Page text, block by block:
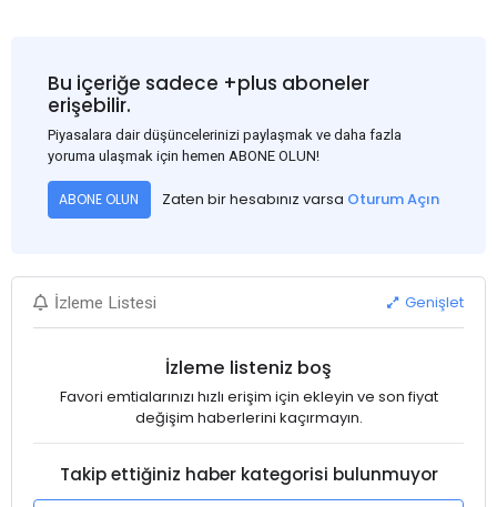
and rural construction projects is expected to provide support
to the market despite seasonal disruptions caused by heavy
rainfall.
Bu içeriğe sadece +plus aboneler
erişebilir.
Piyasalara dair düşüncelerinizi paylaşmak ve daha fazla
yoruma ulaşmak için hemen ABONE OLUN!
ABONE OLUN Zaten bir hesabınız varsa Oturum Açın
İzleme Listesi Genişlet
İzleme listeniz boş
Favori emtialarınızı hızlı erişim için ekleyin ve son fiyat
değişim haberlerini kaçırmayın.
Takip ettiğiniz haber kategorisi bulunmuyor